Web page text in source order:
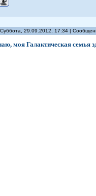
29.09.2012, 17:34 |
моя Галактическая семья